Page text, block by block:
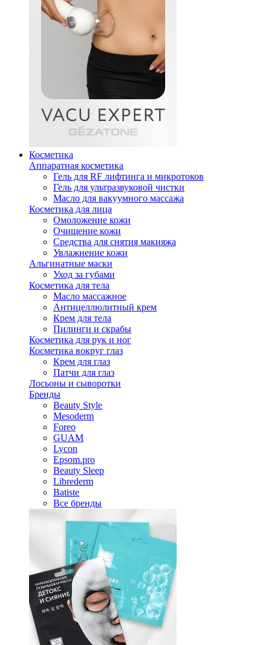
Косметика
Аппаратная косметика
Гель для RF лифтинга и микротоков
Гель для ультразвуковой чистки
Масло для вакуумного массажа
Косметика для лица
Омоложение кожи
Очищение кожи
Средства для снятия макияжа
Увлажнение кожи
Альгинатные маски
Уход за губами
Косметика для тела
Масло массажное
Антицеллюлитный крем
Крем для тела
Пилинги и скрабы
Косметика для рук и ног
Косметика вокруг глаз
Крем для глаз
Патчи для глаз
Лосьоны и сыворотки
Бренды
Beauty Style
Mesoderm
Foreo
GUAM
Lycon
Epsom.pro
Beauty Sleep
Librederm
Batiste
Все бренды